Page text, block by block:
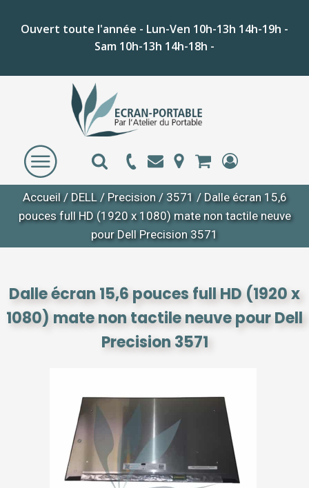
Ouvert toute l'année - Lun-Ven 10h-13h 14h-19h -
Sam 10h-13h 14h-18h -
Accueil/ DELL/ Precision/ 3571 / Dalle écran 15,6
pouces full HD (1920 x 1080) mate non tactile neuve
pour Dell Precision 3571
Dalle écran 15,6 pouces full HD (1920 x
1080) mate non tactile neuve pour Dell
Precision 3571